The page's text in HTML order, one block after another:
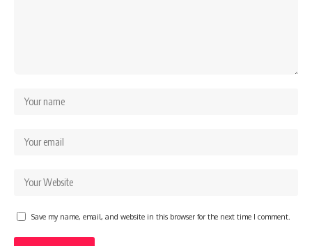
Save my name, email, and website in this browser for the next time I comment.